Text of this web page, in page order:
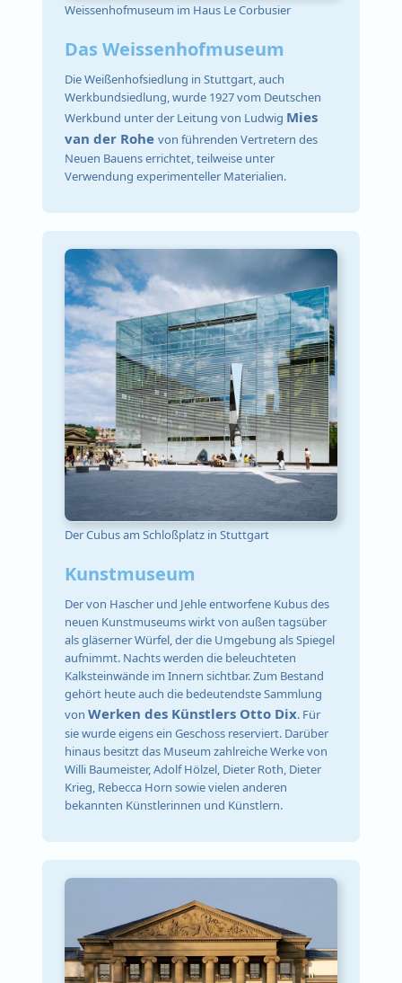
Weissenhofmuseum im Haus Le Corbusier
Das Weissenhofmuseum
Die Weißenhofsiedlung in Stuttgart, auch
Werkbundsiedlung, wurde 1927 vom Deutschen
Werkbund unter der Leitung von Ludwig Mies
van der Rohevon führenden Vertretern des
Neuen Bauens errichtet, teilweise unter
Verwendung experimenteller Materialien.
Der Cubus am Schloßplatz in Stuttgart
Kunstmuseum
Der von Hascher und Jehle entworfene Kubus des
neuen Kunstmuseums wirkt von außen tagsüber
als gläserner Würfel, der die Umgebung als Spiegel
aufnimmt. Nachts werden die beleuchteten
Kalksteinwände im Innern sichtbar. Zum Bestand
gehört heute auch die bedeutendste Sammlung
vonWerken des Künstlers Otto Dix. Für
sie wurde eigens ein Geschoss reserviert. Darüber
hinaus besitzt das Museum zahlreiche Werke von
Willi Baumeister, Adolf Hölzel, Dieter Roth, Dieter
Krieg, Rebecca Horn sowie vielen anderen
bekannten Künstlerinnen und Künstlern.